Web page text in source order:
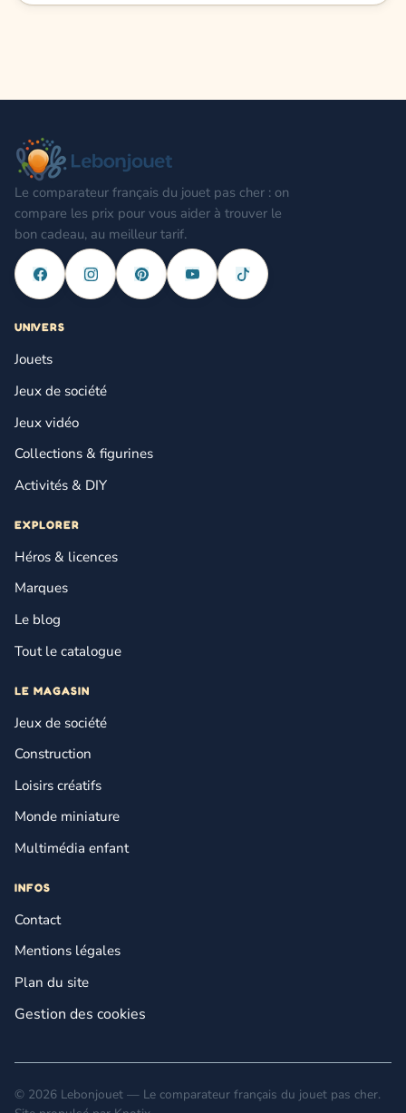
Le comparateur français du jouet pas cher : on
compare les prix pour vous aider à trouver le
bon cadeau, au meilleur tarif.
UNIVERS
Jouets
Jeux de société
Jeux vidéo
Collections & figurines
Activités & DIY
EXPLORER
Héros & licences
Marques
Le blog
Tout le catalogue
LE MAGASIN
Jeux de société
Construction
Loisirs créatifs
Monde miniature
Multimédia enfant
INFOS
Contact
Mentions légales
Plan du site
Gestion des cookies
© 2026 Lebonjouet — Le comparateur français du jouet pas cher.